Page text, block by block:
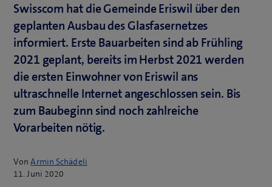
Swisscom hat die Gemeinde Eriswil über den
geplanten Ausbau des Glasfasernetzes
informiert. Erste Bauarbeiten sind ab Frühling
2021 geplant, bereits im Herbst 2021 werden
die ersten Einwohner von Eriswil ans
ultraschnelle Internet angeschlossen sein. Bis
zum Baubeginn sind noch zahlreiche
Vorarbeiten nötig.
VonArmin Schädeli
11. Juni 2020